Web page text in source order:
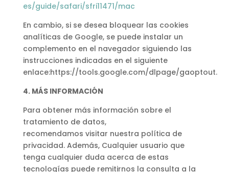
es/guide/safari/sfri11471/mac
En cambio, si se desea bloquear las cookies
analíticas de Google, se puede instalar un
complemento en el navegador siguiendo las
instrucciones indicadas en el siguiente
enlace:https://tools.google.com/dlpage/gaoptout.
4. MÁS INFORMACIÓN
Para obtener más información sobre el
tratamiento de datos,
recomendamos visitar nuestra política de
privacidad. Además, Cualquier usuario que
tenga cualquier duda acerca de estas
tecnologías puede remitirnos la consulta a la